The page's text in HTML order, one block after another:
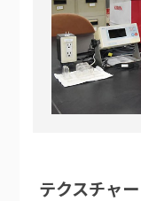
テクスチャ